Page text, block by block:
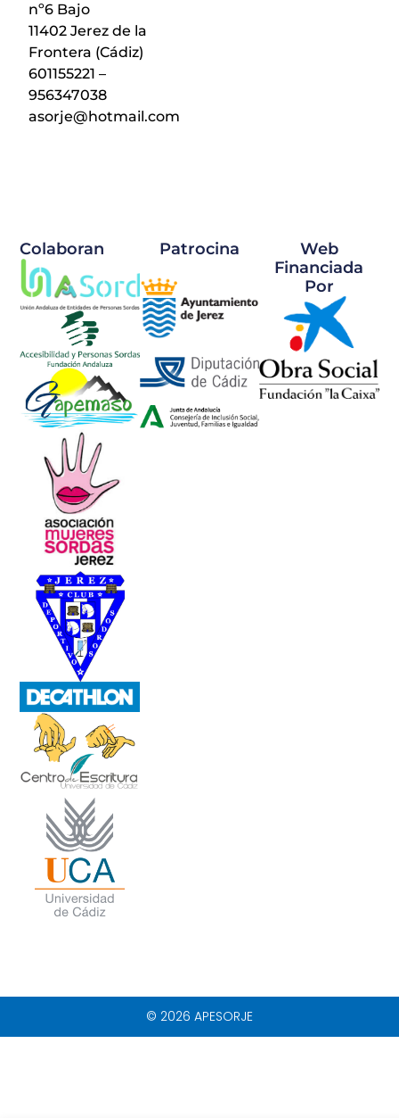
nº6 Bajo
11402 Jerez de la
Frontera (Cádiz)
601155221 –
956347038
asorje@hotmail.com
Colaboran Patrocina
Web
Financiada
Por
© 2026 APESORJE